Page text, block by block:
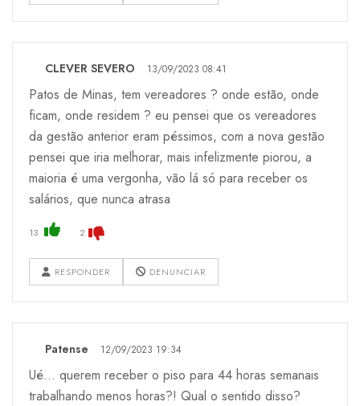
CLEVER SEVERO 13/09/2023 08:41
Patos de Minas, tem vereadores ? onde estão, onde
ficam, onde residem ? eu pensei que os vereadores
da gestão anterior eram péssimos, com a nova gestão
pensei que iria melhorar, mais infelizmente piorou, a
maioria é uma vergonha, vão lá só para receber os
salários, que nunca atrasa
13 2
RESPONDER DENUNCIAR
Patense 12/09/2023 19:34
Ué... querem receber o piso para 44 horas semanais
trabalhando menos horas?! Qual o sentido disso?